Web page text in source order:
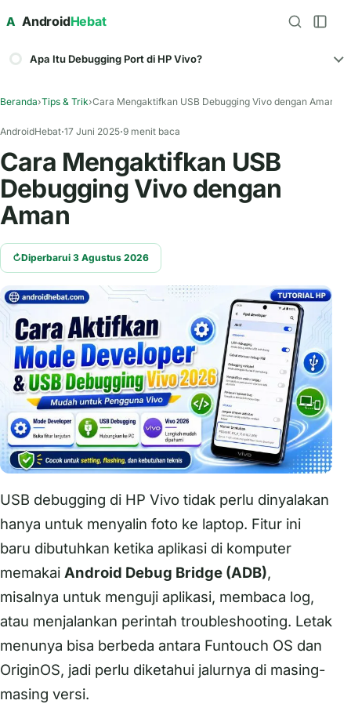
A AndroidHebat
Apa Itu Debugging Port di HP Vivo?
Beranda›Tips & Trik›Cara Mengaktifkan USB Debugging Vivo dengan Aman
AndroidHebat 17 Juni 2025 9 menit baca
Cara Mengaktifkan USB
Debugging Vivo dengan
Aman
↻Diperbarui 3 Agustus 2026
USB debugging di HP Vivo tidak perlu dinyalakan
hanya untuk menyalin foto ke laptop. Fitur ini
baru dibutuhkan ketika aplikasi di komputer
memakai Android Debug Bridge (ADB),
misalnya untuk menguji aplikasi, membaca log,
atau menjalankan perintah troubleshooting. Letak
menunya bisa berbeda antara Funtouch OS dan
OriginOS, jadi perlu diketahui jalurnya di masing-
masing versi.